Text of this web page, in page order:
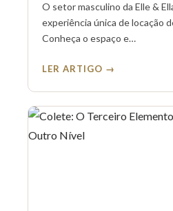
O setor masculino da Elle &
experiência única de locação
Conheça o espaço e…
LER ARTIGO →